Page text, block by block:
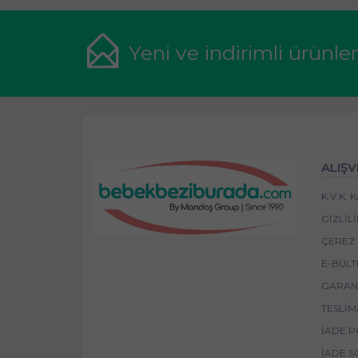
Yeni ve indirimli
K.V.K.
ÇEREZ
E-
İADE
İADE